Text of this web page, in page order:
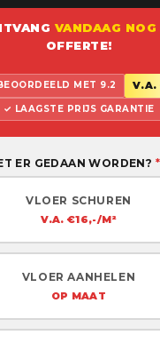
VANDAAG NOG
OFFERTE!
MET 9.2 V.A.
✓ LAAGSTE PRIJS GARANTIE
ER GEDAAN WORDEN? *
VLOER SCHUREN
V.A. €16,-/M²
VLOER AANHELEN
OP MAAT